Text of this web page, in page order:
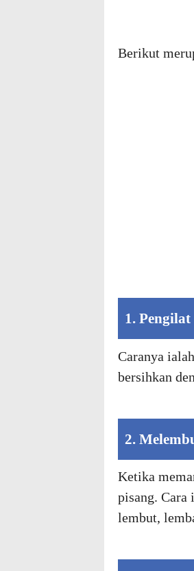
Berikut
1.
Caranya
bersihkan
2.
Ketika
pisang. Cara
lembut,